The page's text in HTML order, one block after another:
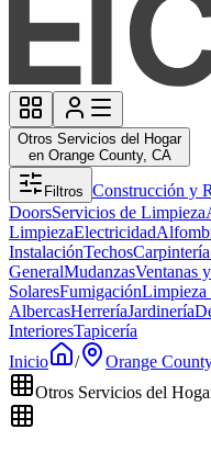
Otros Servicios del Hogar
en Orange County, CA
Filtros Construcción y
DoorsServicios de Limpieza
LimpiezaElectricidad
InstalaciónTechos
GeneralMudanzasVentanas
SolaresFumigaciónLimpieza
AlbercasHerreríaJardinería
InterioresTapicería
Inicio
/ Orange
Otros Servicios del